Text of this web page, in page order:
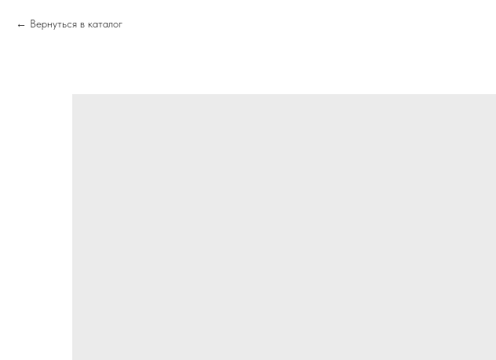
Вернуться в каталог